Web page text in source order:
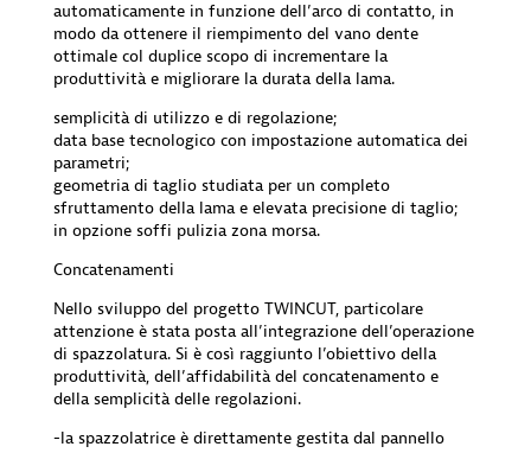
automaticamente in funzione dell’arco di contatto, in
modo da ottenere il riempimento del vano dente
ottimale col duplice scopo di incrementare la
produttività e migliorare la durata della lama.
semplicità di utilizzo e di regolazione;
data base tecnologico con impostazione automatica dei
parametri;
geometria di taglio studiata per un completo
sfruttamento della lama e elevata precisione di taglio;
in opzione soffi pulizia zona morsa.
Concatenamenti
Nello sviluppo del progetto TWINCUT, particolare
attenzione è stata posta all’integrazione dell’operazione
di spazzolatura. Si è così raggiunto l’obiettivo della
produttività, dell’affidabilità del concatenamento e
della semplicità delle regolazioni.
-la spazzolatrice è direttamente gestita dal pannello